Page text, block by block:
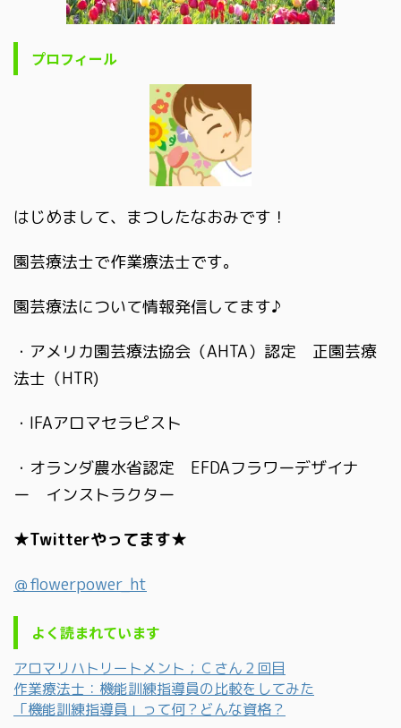
プロフィール
はじめまして、まつしたなおみです！
園芸療法士で作業療法士です。
園芸療法について情報発信してます♪
・アメリカ園芸療法協会（AHTA）認定 正園芸療
法士（HTR)
・IFAアロマセラピスト
・オランダ農水省認定 EFDAフラワーデザイナ
ー インストラクター
★Twitterやってます★
＠flowerpower_ht
よく読まれています
アロマリハトリートメント；Ｃさん２回目
作業療法士：機能訓練指導員の比較をしてみた
「機能訓練指導員」って何？どんな資格？